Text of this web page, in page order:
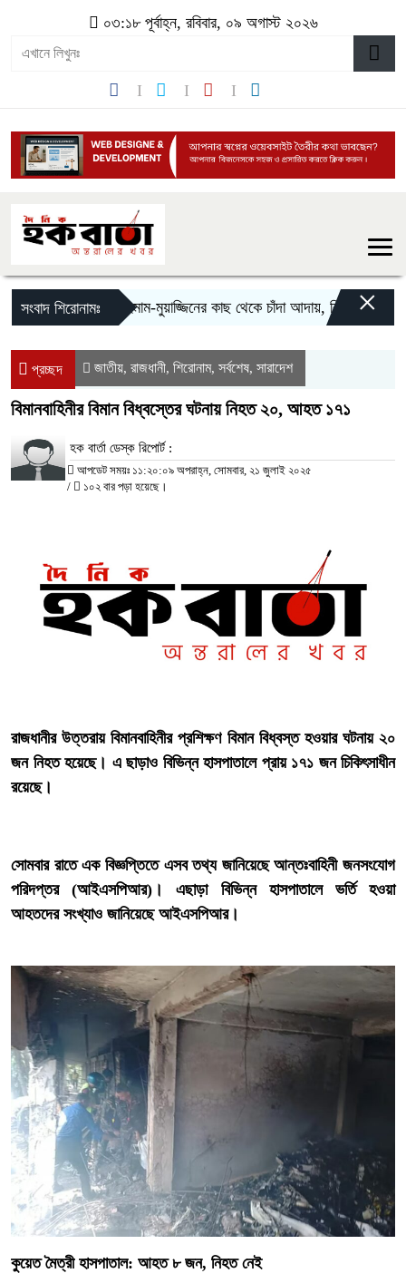
০৩:১৮ পূর্বাহ্ন, রবিবার, ০৯ অগাস্ট ২০২৬
সংবাদ শিরোনামঃ
মসজিদের ইমাম-মুয়াজ্জিনের কাছ থেকে চাঁদা আদায়, বিএনপির দুই নেতা
×
প্রচ্ছদ জাতীয়, রাজধানী, শিরোনাম, সর্বশেষ, সারাদেশ
বিমানবাহিনীর বিমান বিধ্বস্তের ঘটনায় নিহত ২০, আহত ১৭১
হক বার্তা ডেস্ক রিপোর্ট :
আপডেট সময়ঃ ১১:২০:০৯ অপরাহ্ন, সোমবার, ২১ জুলাই ২০২৫
/
১০২ বার পড়া হয়েছে।
‎রাজধানীর উত্তরায় বিমানবাহিনীর প্রশিক্ষণ বিমান বিধ্বস্ত হওয়ার ঘটনায় ২০
জন নিহত হয়েছে। এ ছাড়াও বিভিন্ন হাসপাতালে প্রায় ১৭১ জন চিকিৎসাধীন
রয়েছে।
‎সোমবার রাতে এক বিজ্ঞপ্তিতে এসব তথ্য জানিয়েছে আন্তঃবাহিনী জনসংযোগ
পরিদপ্তর (আইএসপিআর)। এছাড়া বিভিন্ন হাসপাতালে ভর্তি হওয়া
আহতদের সংখ্যাও জানিয়েছে আইএসপিআর।
‎কুয়েত মৈত্রী হাসপাতাল: আহত ৮ জন, নিহত নেই